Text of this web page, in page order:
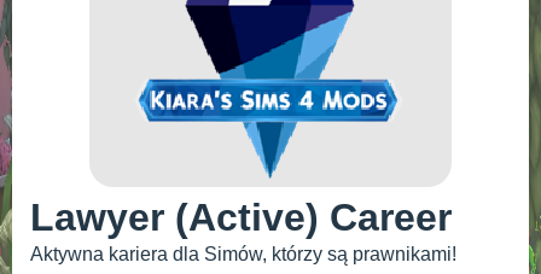
Lawyer (Active) Career
Aktywna kariera dla Simów, którzy są prawnikami!